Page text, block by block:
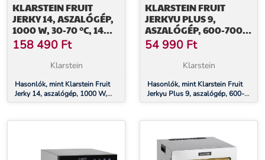
KLARSTEIN FRUIT
JERKY 14, ASZALÓGÉP,
1000 W, 30-70 °C, 14
EMELET, LCD KIJELZŐ
158 490 Ft
Klarstein
Hasonlók, mint Klarstein Fruit
Jerky 14, aszalógép, 1000 W,
30-70 °C, 14 emelet, LCD
KLARSTEIN FRUIT
JERKYU PLUS 9,
ASZALÓGÉP, 600-700
W, 35-70 °C, IDŐZÍTŐ, 9
EMELET
54 990 Ft
Klarstein
Hasonlók, mint Klarstein Fruit
Jerkyu Plus 9, aszalógép, 600-
700 W, 35-70 °C, időzítő, 9